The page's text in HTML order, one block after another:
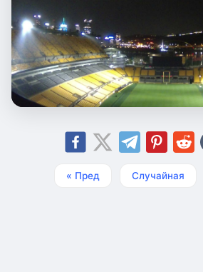
« Пред Случайная